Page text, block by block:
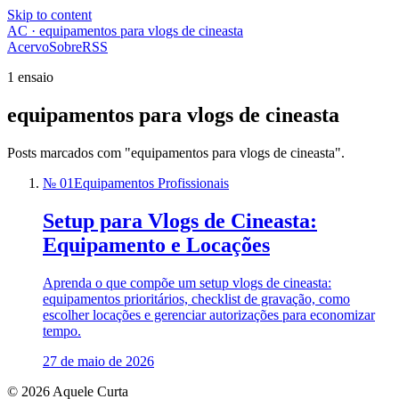
Skip to content
AC · equipamentos para vlogs de cineasta
AcervoSobreRSS
1 ensaio
equipamentos para vlogs de cineasta
Posts marcados com "equipamentos para vlogs de cineasta".
№ 01Equipamentos Profissionais
Setup para Vlogs de Cineasta:
Equipamento e Locações
Aprenda o que compõe um setup vlogs de cineasta:
equipamentos prioritários, checklist de gravação, como
escolher locações e gerenciar autorizações para economizar
tempo.
27 de maio de 2026
© 2026 Aquele Curta